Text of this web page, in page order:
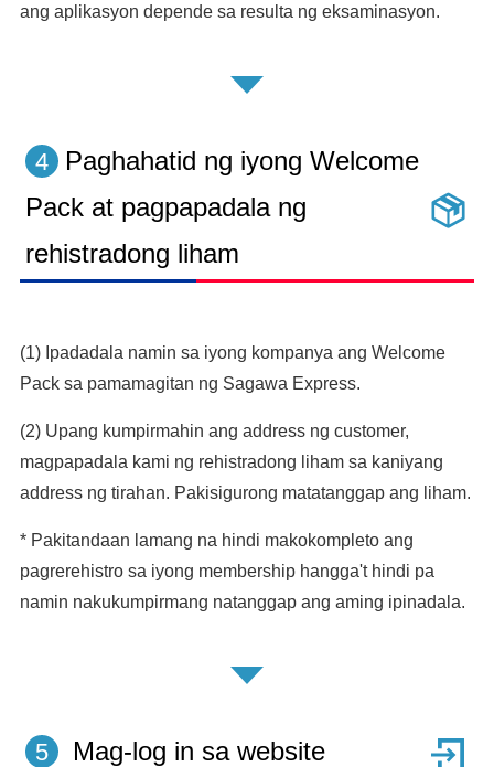
ang aplikasyon depende sa resulta ng eksaminasyon.
4
Paghahatid ng iyong Welcome
Pack at pagpapadala ng
rehistradong liham
(1) Ipadadala namin sa iyong kompanya ang Welcome
Pack sa pamamagitan ng Sagawa Express.
(2) Upang kumpirmahin ang address ng customer,
magpapadala kami ng rehistradong liham sa kaniyang
address ng tirahan. Pakisigurong matatanggap ang liham.
* Pakitandaan lamang na hindi makokompleto ang
pagrerehistro sa iyong membership hangga't hindi pa
namin nakukumpirmang natanggap ang aming ipinadala.
5 Mag-log in sa website